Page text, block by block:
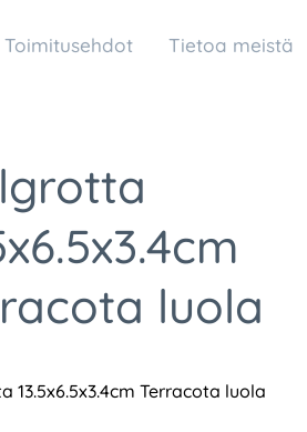
Toimitusehdot Tietoa meistä
luola
13.5x6.5x3.4cm Terracota luola